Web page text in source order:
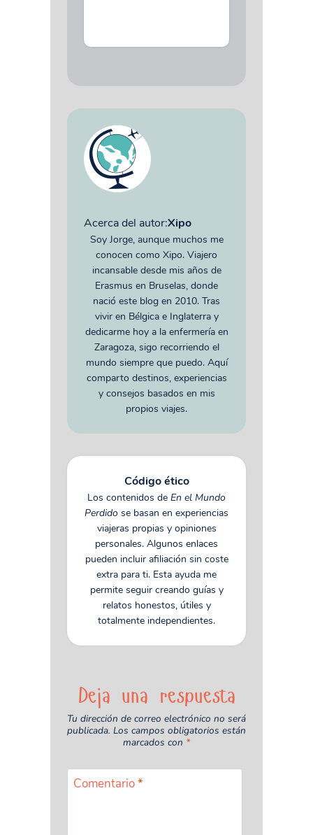
Acerca del autor:Xipo
Soy Jorge, aunque muchos me
conocen como Xipo. Viajero
incansable desde mis años de
Erasmus en Bruselas, donde
nació este blog en 2010. Tras
vivir en Bélgica e Inglaterra y
dedicarme hoy a la enfermería en
Zaragoza, sigo recorriendo el
mundo siempre que puedo. Aquí
comparto destinos, experiencias
y consejos basados en mis
propios viajes.
Código ético
Los contenidos de En el Mundo
Perdido se basan en experiencias
viajeras propias y opiniones
personales. Algunos enlaces
pueden incluir afiliación sin coste
extra para ti. Esta ayuda me
permite seguir creando guías y
relatos honestos, útiles y
totalmente independientes.
Deja una respuesta
Tu dirección de correo electrónico no será
publicada. Los campos obligatorios están
marcados con *
Comentario*